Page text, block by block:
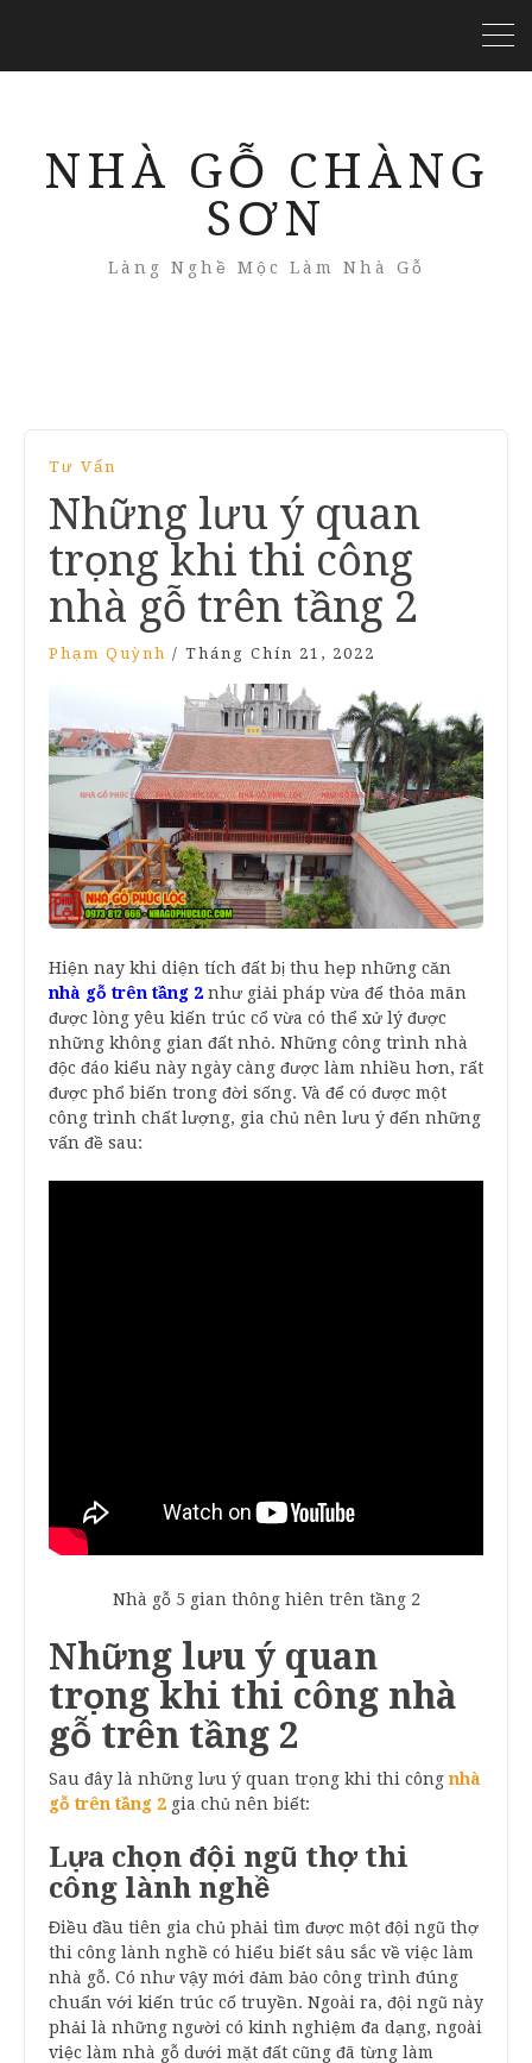
NHÀ GỖ CHÀNG
SƠN
Làng Nghề Mộc Làm Nhà Gỗ
Tư Vấn
Những lưu ý quan
trọng khi thi công
nhà gỗ trên tầng 2
Phạm Quỳnh / Tháng Chín 21, 2022
Hiện nay khi diện tích đất bị thu hẹp những căn
nhà gỗ trên tầng 2 như giải pháp vừa để thỏa mãn
được lòng yêu kiến trúc cổ vừa có thể xử lý được
những không gian đất nhỏ. Những công trình nhà
độc đáo kiểu này ngày càng được làm nhiều hơn, rất
được phổ biến trong đời sống. Và để có được một
công trình chất lượng, gia chủ nên lưu ý đến những
vấn đề sau:
Nhà gỗ 5 gian thông hiên trên tầng 2
Những lưu ý quan
trọng khi thi công nhà
gỗ trên tầng 2
Sau đây là những lưu ý quan trọng khi thi công nhà
gỗ trên tầng 2 gia chủ nên biết:
Lựa chọn đội ngũ thợ thi
công lành nghề
Điều đầu tiên gia chủ phải tìm được một đội ngũ thợ
thi công lành nghề có hiểu biết sâu sắc về việc làm
nhà gỗ. Có như vậy mới đảm bảo công trình đúng
chuẩn với kiến trúc cổ truyền. Ngoài ra, đội ngũ này
phải là những người có kinh nghiệm đa dạng, ngoài
việc làm nhà gỗ dưới mặt đất cũng đã từng làm